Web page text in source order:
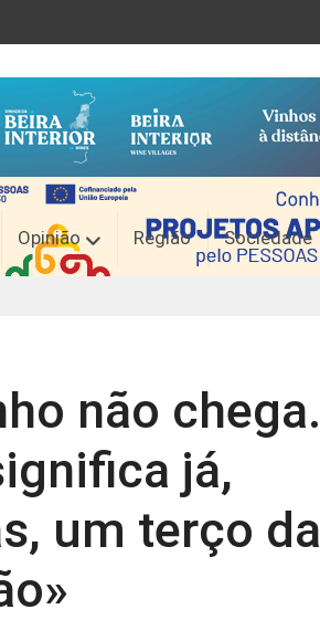
Opinião Região Sociedade
não chega.
já,
um terço da